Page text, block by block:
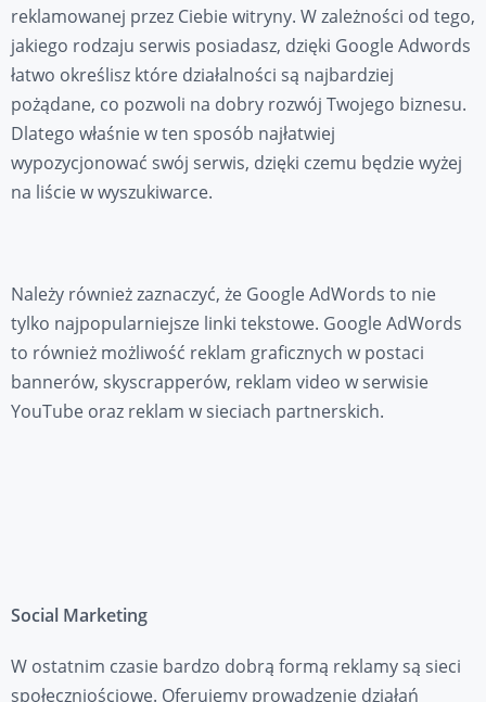
reklamowanej przez Ciebie witryny. W zależności od tego,
jakiego rodzaju serwis posiadasz, dzięki Google Adwords
łatwo określisz które działalności są najbardziej
pożądane, co pozwoli na dobry rozwój Twojego biznesu.
Dlatego właśnie w ten sposób najłatwiej
wypozycjonować swój serwis, dzięki czemu będzie wyżej
na liście w wyszukiwarce.
Należy również zaznaczyć, że Google AdWords to nie
tylko najpopularniejsze linki tekstowe. Google AdWords
to również możliwość reklam graficznych w postaci
bannerów, skyscrapperów, reklam video w serwisie
YouTube oraz reklam w sieciach partnerskich.
Social Marketing
W ostatnim czasie bardzo dobrą formą reklamy są sieci
społeczniościowe. Oferujemy prowadzenie działań